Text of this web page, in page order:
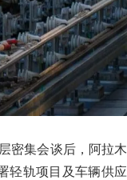
密集会谈后，阿拉木
轻轨项目及车辆供应